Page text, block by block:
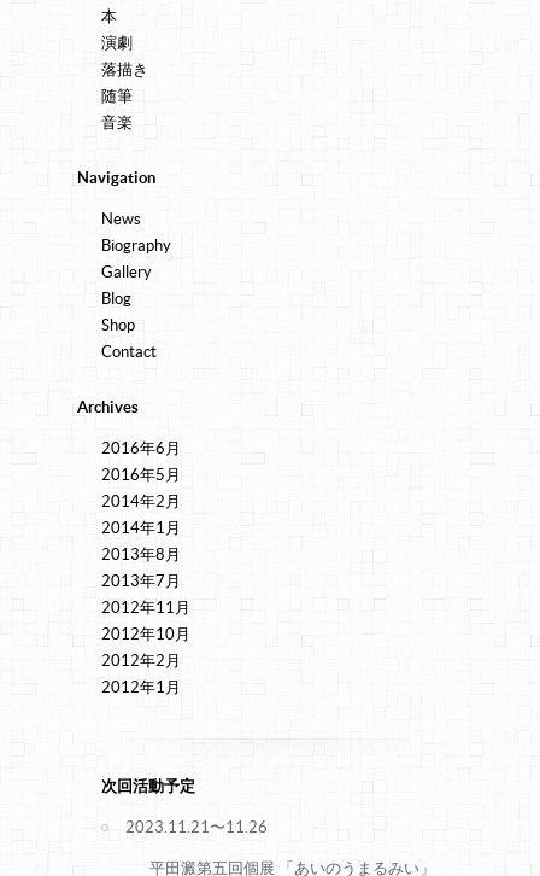
本
演劇
落描き
随筆
音楽
Navigation
News
Biography
Gallery
Blog
Shop
Contact
Archives
2016年6月
2016年5月
2014年2月
2014年1月
2013年8月
2013年7月
2012年11月
2012年10月
2012年2月
2012年1月
次回活動予定
2023.11.21〜11.26
平田澱第五回個展 「あいのうまるみい」